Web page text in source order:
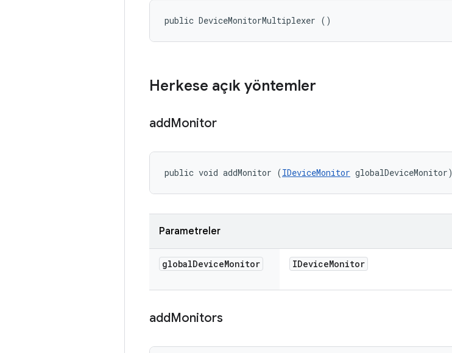
public DeviceMonitorMultiplexer ()
Herkese açık yöntemler
addMonitor
public void addMonitor (IDeviceMonitor globalDeviceMonitor)
Parametreler
globalDeviceMonitor IDeviceMonitor
addMonitors